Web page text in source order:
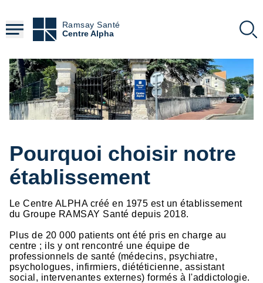
contenu
principal
Ramsay Santé
Centre Alpha
Pourquoi choisir notre
établissement
Le Centre ALPHA créé en 1975 est un établissement
du Groupe RAMSAY Santé depuis 2018.
Plus de 20 000 patients ont été pris en charge au
centre ; ils y ont rencontré une équipe de
professionnels de santé (médecins, psychiatre,
psychologues, infirmiers, diététicienne, assistant
social, intervenantes externes) formés à l'addictologie.